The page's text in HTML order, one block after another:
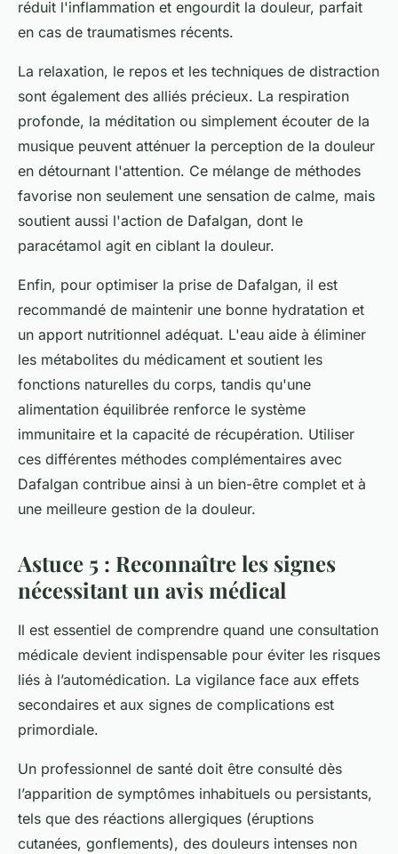
réduit l'inflammation et engourdit la douleur, parfait
en cas de traumatismes récents.
La relaxation, le repos et les techniques de distraction
sont également des alliés précieux. La respiration
profonde, la méditation ou simplement écouter de la
musique peuvent atténuer la perception de la douleur
en détournant l'attention. Ce mélange de méthodes
favorise non seulement une sensation de calme, mais
soutient aussi l'action de Dafalgan, dont le
paracétamol agit en ciblant la douleur.
Enfin, pour optimiser la prise de Dafalgan, il est
recommandé de maintenir une bonne hydratation et
un apport nutritionnel adéquat. L'eau aide à éliminer
les métabolites du médicament et soutient les
fonctions naturelles du corps, tandis qu'une
alimentation équilibrée renforce le système
immunitaire et la capacité de récupération. Utiliser
ces différentes méthodes complémentaires avec
Dafalgan contribue ainsi à un bien-être complet et à
une meilleure gestion de la douleur.
Astuce 5 : Reconnaître les signes
nécessitant un avis médical
Il est essentiel de comprendre quand une consultation
médicale devient indispensable pour éviter les risques
liés à l’automédication. La vigilance face aux effets
secondaires et aux signes de complications est
primordiale.
Un professionnel de santé doit être consulté dès
l’apparition de symptômes inhabituels ou persistants,
tels que des réactions allergiques (éruptions
cutanées, gonflements), des douleurs intenses non